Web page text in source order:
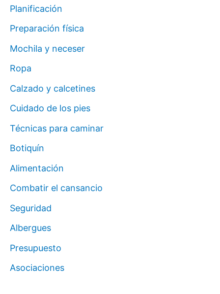
Planificación
Preparación física
Mochila y neceser
Ropa
Calzado y calcetines
Cuidado de los pies
Técnicas para caminar
Botiquín
Alimentación
Combatir el cansancio
Seguridad
Albergues
Presupuesto
Asociaciones